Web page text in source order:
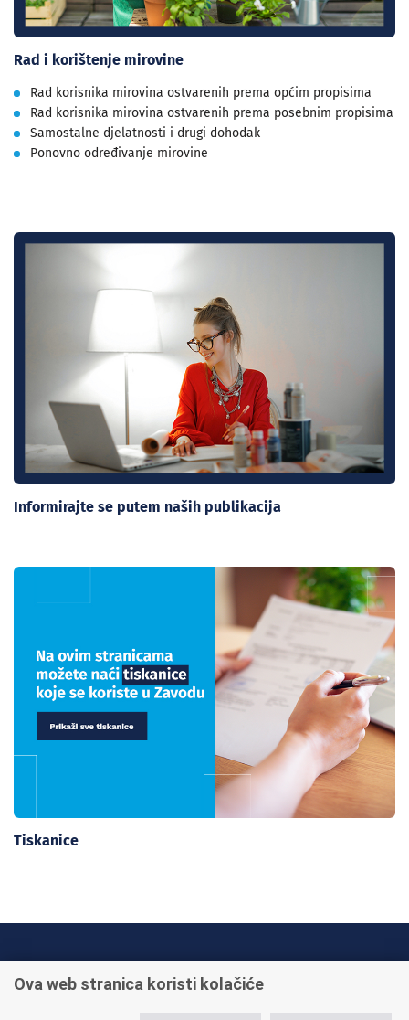
Rad i korištenje mirovine
Rad korisnika mirovina ostvarenih prema općim propisima
Rad korisnika mirovina ostvarenih prema posebnim propisima
Samostalne djelatnosti i drugi dohodak
Ponovno određivanje mirovine
Informirajte se putem naših publikacija
Tiskanice
+385 1 45 95 011
Ova web stranica koristi kolačiće